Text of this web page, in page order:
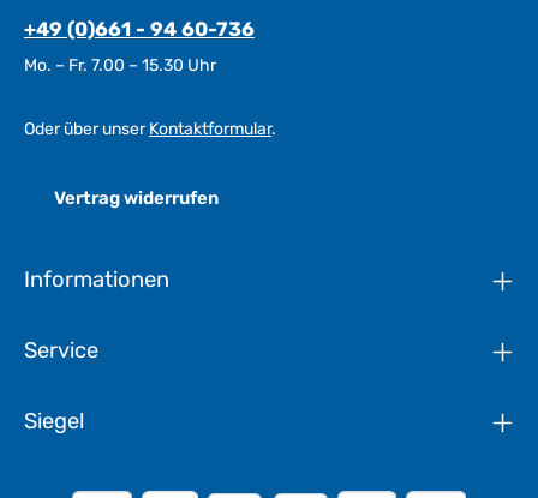
+49 (0)661 - 94 60-736
Mo. – Fr. 7.00 – 15.30 Uhr
Oder über unserKontaktformular.
Vertrag widerrufen
Informationen
Service
Siegel